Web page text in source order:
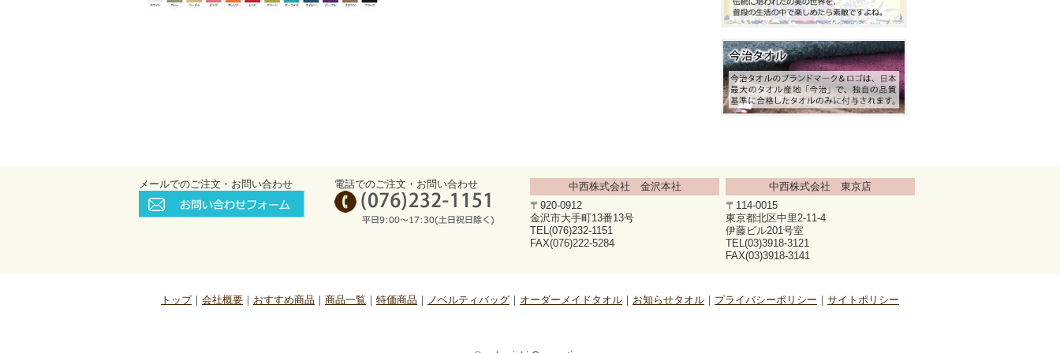
メールでのご注文・お問い合わせ 電話でのご注文・お問い合わせ
中西株式会社 金沢本社
〒920-0912
金沢市大手町13番13号
TEL(076)232-1151
FAX(076)222-5284
中西株式会社 東京店
〒114-0015
東京都北区中里2-11-4
伊藤ビル201号室
TEL(03)3918-3121
FAX(03)3918-3141
トップ 会社概要 おすすめ商品 商品一覧 特価商品 ノベルティバッグ オーダーメイドタオル お知らせタオル プライバシーポリシー サイトポリシー